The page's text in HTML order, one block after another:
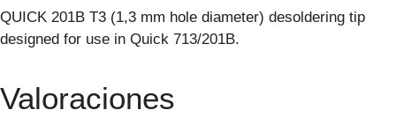
QUICK 201B T3 (1,3 mm hole diameter) desoldering tip
designed for use in Quick 713/201B.
Valoraciones